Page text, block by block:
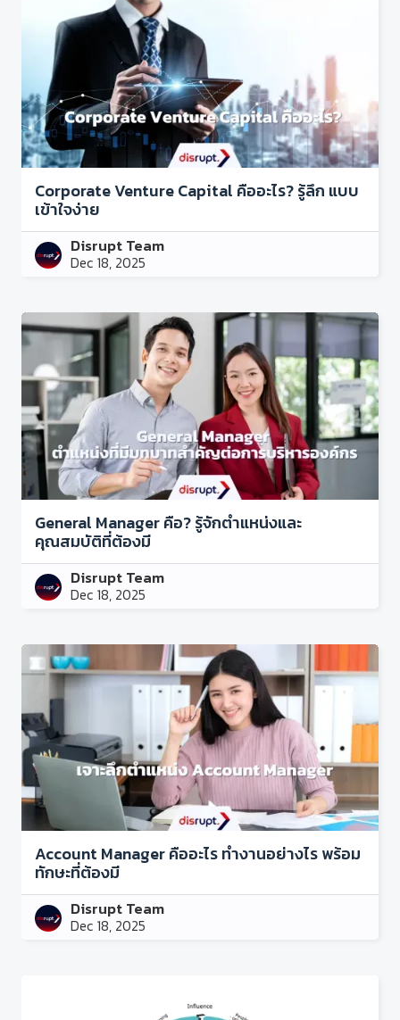
Corporate Venture Capital คืออะไร? รู้ลึก แบบ
เข้าใจง่าย
Disrupt Team
Dec 18, 2025
General Manager คือ? รู้จักตำแหน่งและ
คุณสมบัติที่ต้องมี
Disrupt Team
Dec 18, 2025
Account Manager คืออะไร ทำงานอย่างไร พร้อม
ทักษะที่ต้องมี
Disrupt Team
Dec 18, 2025